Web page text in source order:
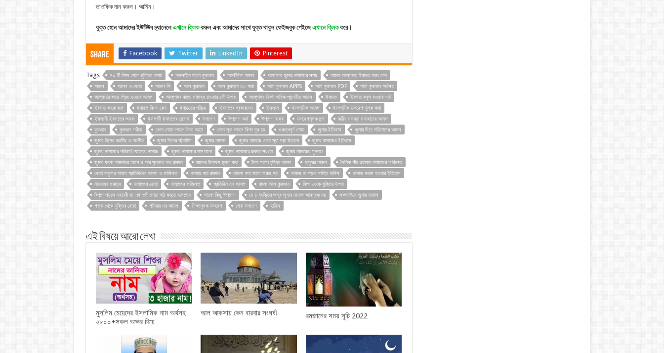
তাওফিক দান করুন। আমিন।
যুক্ত হোন আমাদের ইউটিউব চ্যানেলে এখানে ক্লিককরুন এবং আমাদের সাথে যুক্ত থাকুন ফেইজবুক পেইজেএখানে ক্লিককরে।
Share Facebook Twitter LinkedIn Pinterest
Tags ৭০ টি বিপদ থেকে মুক্তির দোয়া অনলাইন বাংলা কুরআন অলৌকিক আমল আজকের জুমার নামাজের সময়
আমরা আল্লাহর ইবাদত করব কেন
আমল
আমল ও দোয়া আমল কি আল কুরআন আল কুরআন ৩০ পারা আল কুরআন APPS আল কুরআন PDF
আল কুরআন অর্থসহ
আল্লাহর কাছে প্রিয় হওয়ার আমল
আল্লাহর কাছে সাহায্য চাওয়ার ৫টি উপায় আল্লাহর নিকট অধিক পছন্দনীয় আমল ইবাদত
ইবাদত কবুল হওয়ার শর্ত
ইবাদত কাকে বলে
ইবাদত কি ও কেন ইবাদতের পরিচয় ইবাদতের প্রকারভেদ ইসলাম ইসলামিক আমল
ইসলামিক উপদেশ মূলক কথা
ইসলামী ইবাদতের জযবা
ইসলামী ইবাদতের সৌন্দর্য উপদেশ উপদেশ অর্থ উপদেশ বাক্য উপদেশমূলক ছন্দ
কঠিন সমস্যা সমাধানের আমল
কুরআন
কুরআন শরীফ কোন দোয়া পড়লে টাকা আসে কোন সূরা পড়লে বিপদ দূর হয় গুরুত্বপূর্ণ দোয়া জুমার ইতিহাস
জুমার দিনে মহিলাদের আমল
জুমার দিনের করণীয় ও বর্জনীয়
জুমার দিনের স্ট্যাটাস জুমার নামাজ জুমার নামাজে কোন সূরা পড়া উত্তম
জুমার নামাজের ইতিহাস
জুমার নামাজের পরিবর্তে যোহরের নামাজ
জুমার নামাজের মাসআলা জুমার নামাজের রাকাত সংখ্যা
জুমার নামাজের সুন্নত
জুমার ফরজ নামাজের আগে ও পরে সুন্নাত কত রাকাত
জ্ঞানের উপদেশ মূলক কথা টাকা পয়সা বৃদ্ধির আমল দুপুরের আমল
দৈনিক পাঁচ ওয়াক্ত নামাজের ফজিলত
দোয়া কবুলের আমল প্রতিদিনের আমল ও ফজিলত
নামাজ কত রাকাত নামাজ কত সালে ফরজ হয় নামাজ না পড়ার শাস্তি হাদিস
নামাজ ফরজ হওয়ার ইতিহাস
নামাজের গুরুত্ব
নামাজের দোয়া নামাজের ফজিলত প্রতিদিন এর আমল বাংলা আল কুরআন
বিপদ থেকে মুক্তির উপায়
বিপদে পড়লে মহানবী সা এই ৩টি দোয়া পাঠ করতে বলেছেন
ভালো কিছু উপদেশ যে ৪ ব্যক্তির জন্য জুমার নামাজ আবশ্যক নয়
লকডাউনে জুমার নামাজ
শত্রু থেকে মুক্তির দোয়া
শনিবার এর আমল শিক্ষামূলক উপদেশ সেরা উপদেশ হাদিস
এই বিষয়ে আরো লেখা
মুসলিম মেয়েদের ইসলামিক নাম অর্থসহ
২৮০০+সকল অক্ষর দিয়ে
আল আকসায় কেন বারবার সংঘর্ষ! রমজানের সময় সূচি 2022